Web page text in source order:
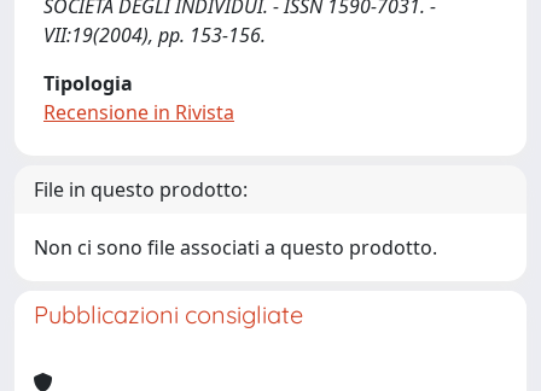
SOCIETÀ DEGLI INDIVIDUI. - ISSN 1590-7031. -
VII:19(2004), pp. 153-156.
Tipologia
Recensione in Rivista
File in questo prodotto:
Non ci sono file associati a questo prodotto.
Pubblicazioni consigliate